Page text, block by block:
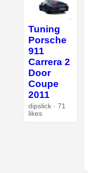
Tuning
Porsche
911
Carrera 2
Door
Coupe
2011
dipslick · 71
likes